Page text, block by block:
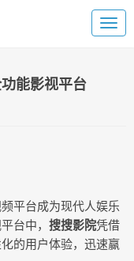
能影视平台
平台成为现代人娱乐
台中， 搜搜影院凭借
的用户体验，迅速赢